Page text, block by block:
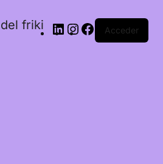
friki Acceder